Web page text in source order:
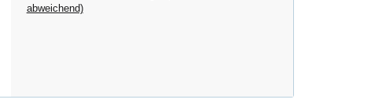
abweichend)